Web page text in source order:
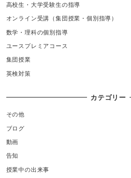
高校生・大学受験生の指導
オンライン受講（集団授業・個別指導）
数学・理科の個別指導
ユースプレミアコース
集団授業
英検対策
カテゴリー
その他
ブログ
動画
告知
授業中の出来事